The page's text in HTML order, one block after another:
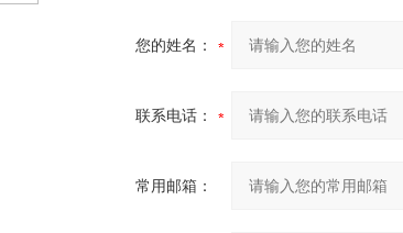
您的姓名：
联系电话：
常用邮箱：